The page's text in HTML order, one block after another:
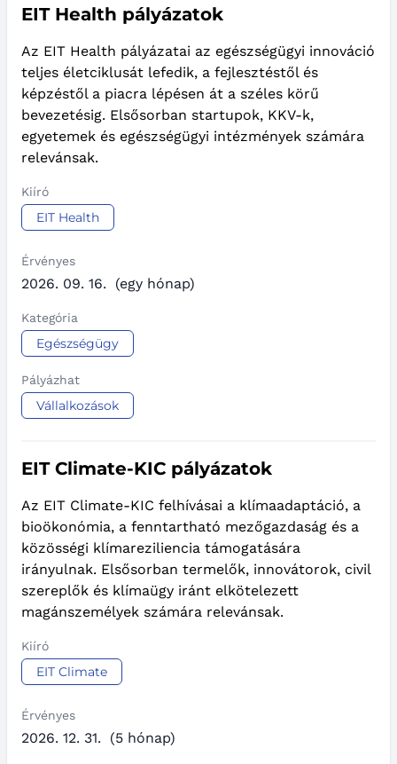
EIT Health pályázatok
Az EIT Health pályázatai az egészségügyi innováció
teljes életciklusát lefedik, a fejlesztéstől és
képzéstől a piacra lépésen át a széles körű
bevezetésig. Elsősorban startupok, KKV-k,
egyetemek és egészségügyi intézmények számára
relevánsak.
Kiíró
EIT Health
Érvényes
2026. 09. 16. (egy hónap)
Kategória
Egészségügy
Pályázhat
Vállalkozások
EIT Climate-KIC pályázatok
Az EIT Climate-KIC felhívásai a klímaadaptáció, a
bioökonómia, a fenntartható mezőgazdaság és a
közösségi klímareziliencia támogatására
irányulnak. Elsősorban termelők, innovátorok, civil
szereplők és klímaügy iránt elkötelezett
magánszemélyek számára relevánsak.
Kiíró
EIT Climate
Érvényes
2026. 12. 31. (5 hónap)